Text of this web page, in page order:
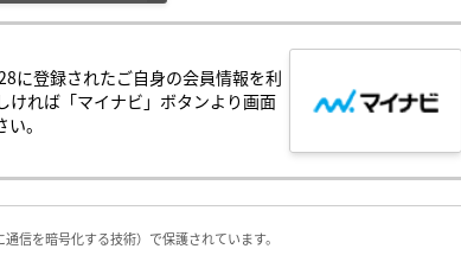
ービスを変更、中断、中止することがあり、会員はこれを承諾
サービス機能に支障が生じ、または会員サービスが停止する等
、その他知的所有権を侵害する行為
誉、プライバシー、その他人権等を侵害する行為
に登録されたご自身の会員情報を利
ければ「マイナビ」ボタンより画面
。
信を暗号化する技術）で保護されています。